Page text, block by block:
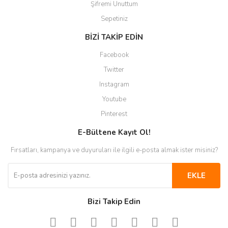
Şifremi Unuttum
Sepetiniz
BİZİ TAKİP EDİN
Facebook
Twitter
Instagram
Youtube
Pinterest
E-Bültene Kayıt Ol!
Fırsatları, kampanya ve duyuruları ile ilgili e-posta almak ister misiniz?
EKLE
Bizi Takip Edin